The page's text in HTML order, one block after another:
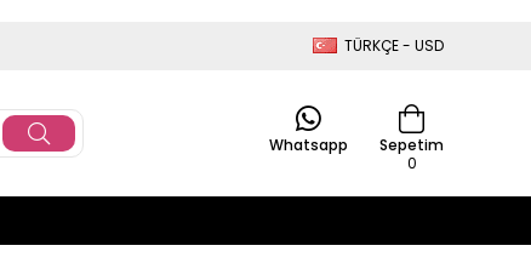
TÜRKÇE - USD
Sepetim
0
Whatsapp